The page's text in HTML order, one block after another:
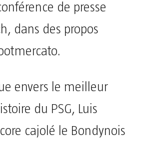
de presse
dans des propos
envers le meilleur
du PSG, Luis
cajolé le Bondynois